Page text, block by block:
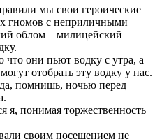
мы свои героические
гномов с неприличными
облом – милицейский
что они пьют водку с утра, а
отобрать эту водку у нас.
помнишь, ночью перед
я, понимая торжественность
своим посещением не